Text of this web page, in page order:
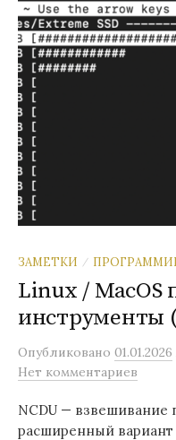
ЗАМЕТКИ /
Linux / MacOS
инструменты
Опубликовано 01.01.2026
Нет комментариев
NCDU — взвешивание
расширенный